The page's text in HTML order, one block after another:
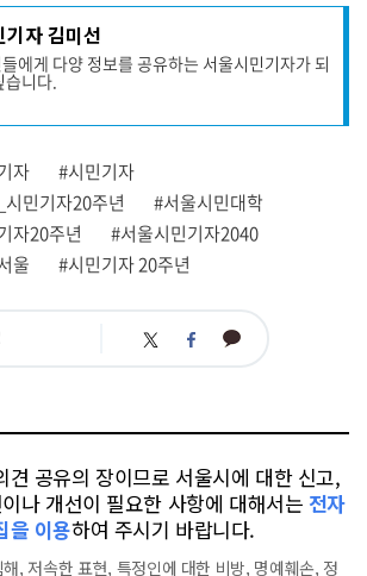
기자 김미선
에게 다양 정보를 공유하는 서울시민기자가 되
습니다.
자
#시민기자
민기자20주년
#서울시민대학
자20주년
#서울시민기자2040
울
#시민기자 20주년
트 페 카
견 공유의 장이므로 서울시에 대한 신고,
나 개선이 필요한 사항에 대해서는 전자
을 이용하여 주시기 바랍니다.
, 저속한 표현, 특정인에 대한 비방, 명예훼손, 정